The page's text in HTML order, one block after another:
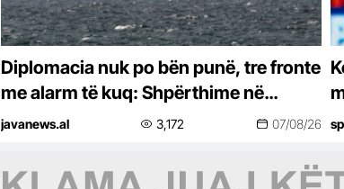
Diplomacia nuk po bën punë, tre fronte
me alarm të kuq: Shpërthime në
Hormuz, sulme të reja në Jemen dhe
javanews.al 3,172 07/08/26